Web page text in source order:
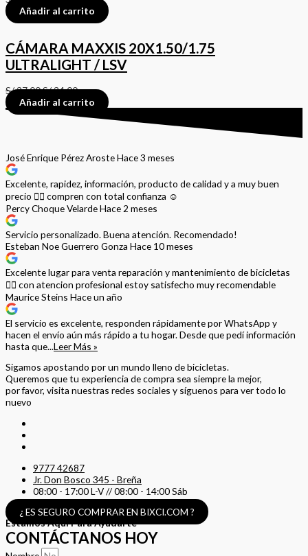
Añadir al carrito
CÁMARA MAXXIS 20X1.50/1.75
ULTRALIGHT / LSV
S/37.00S/34.00
Añadir al carrito
José Enrique Pérez ArosteHace 3 meses
Excelente, rapidez, información, producto de calidad y a muy buen
precio 👌🏻 compren con total confianza ☺️
Percy Choque VelardeHace 2 meses
Servicio personalizado. Buena atención. Recomendado!
Esteban Noe Guerrero Gonza Hace 10 meses
Excelente lugar para venta reparación y mantenimiento de bicicletas
🚵‍♀️ con atencion profesional estoy satisfecho muy recomendable
Maurice Steins Hace un año
El servicio es excelente, responden rápidamente por WhatsApp y
hacen el envío aún más rápido a tu hogar. Desde que pedí información
hasta que...Leer Más »
Sigamos apostando por un mundo lleno de bicicletas.
Queremos que tu experiencia de compra sea siempre la mejor,
por favor, visita nuestras redes sociales y síguenos para ver todo lo
nuevo
9777 42687
Jr. Don Bosco 345 - Breña
08:00 - 17:00 L-V // 08:00 - 14:00 Sáb
¿ ES SEGURO COMPRAR EN BIXCI.COM ?
Estamos Aquí Para Ayudarte
CONTÁCTANOS HOY